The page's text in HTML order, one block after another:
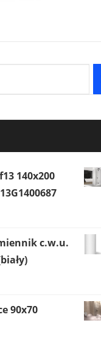
140x200
c.w.u.
90x70